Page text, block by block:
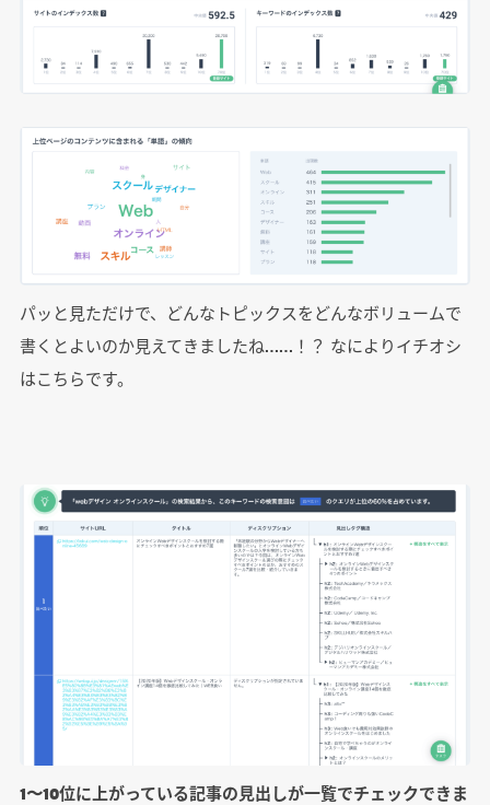
パッと見ただけで、どんなトピックスをどんなボリュームで
書くとよいのか見えてきましたね……！？ なによりイチオシ
はこちらです。
1〜10位に上がっている記事の見出しが一覧でチェックできま